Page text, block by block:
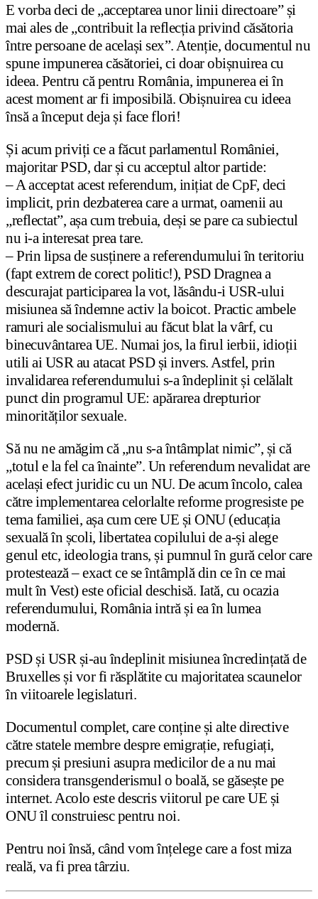
E vorba deci de „acceptarea unor linii directoare” și
mai ales de „contribuit la reflecția privind căsătoria
între persoane de același sex”. Atenție, documentul nu
spune impunerea căsătoriei, ci doar obișnuirea cu
ideea. Pentru că pentru România, impunerea ei în
acest moment ar fi imposibilă. Obișnuirea cu ideea
însă a început deja și face flori!
Și acum priviți ce a făcut parlamentul României,
majoritar PSD, dar și cu acceptul altor partide:
– A acceptat acest referendum, inițiat de CpF, deci
implicit, prin dezbaterea care a urmat, oamenii au
„reflectat”, așa cum trebuia, deși se pare ca subiectul
nu i-a interesat prea tare.
– Prin lipsa de susținere a referendumului în teritoriu
(fapt extrem de corect politic!), PSD Dragnea a
descurajat participarea la vot, lăsându-i USR-ului
misiunea să îndemne activ la boicot. Practic ambele
ramuri ale socialismului au făcut blat la vârf, cu
binecuvântarea UE. Numai jos, la firul ierbii, idioții
utili ai USR au atacat PSD și invers. Astfel, prin
invalidarea referendumului s-a îndeplinit și celălalt
punct din programul UE: apărarea drepturior
minorităților sexuale.
Să nu ne amăgim că „nu s-a întâmplat nimic”, și că
„totul e la fel ca înainte”. Un referendum nevalidat are
același efect juridic cu un NU. De acum încolo, calea
către implementarea celorlalte reforme progresiste pe
tema familiei, așa cum cere UE și ONU (educația
sexuală în școli, libertatea copilului de a-și alege
genul etc, ideologia trans, și pumnul în gură celor care
protestează – exact ce se întâmplă din ce în ce mai
mult în Vest) este oficial deschisă. Iată, cu ocazia
referendumului, România intră și ea în lumea
modernă.
PSD și USR și-au îndeplinit misiunea încredințată de
Bruxelles și vor fi răsplătite cu majoritatea scaunelor
în viitoarele legislaturi.
Documentul complet, care conține și alte directive
către statele membre despre emigrație, refugiați,
precum și presiuni asupra medicilor de a nu mai
considera transgenderismul o boală, se găsește pe
internet. Acolo este descris viitorul pe care UE și
ONU îl construiesc pentru noi.
Pentru noi însă, când vom înțelege care a fost miza
reală, va fi prea târziu.